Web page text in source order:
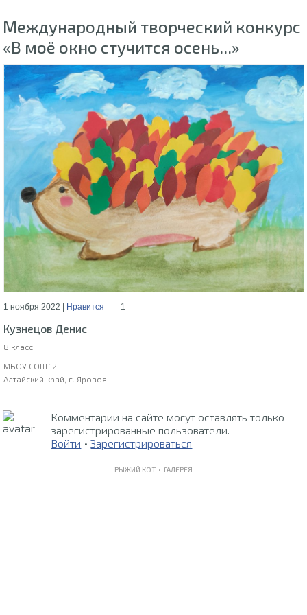
Международный творческий конкурс
«В моё окно стучится осень...»
1 ноября 2022 | Нравится 1
Кузнецов Денис
8 класс
МБОУ СОШ 12
Алтайский край, г. Яровое
Комментарии на сайте могут оставлять только
зарегистрированные пользователи.
Войти •Зарегистрироваться
РЫЖИЙ КОТ • ГАЛЕРЕЯ